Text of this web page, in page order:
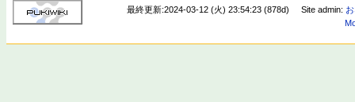
最終更新:2024-03-12 (火) 23:54:23 (878d) Site admin: